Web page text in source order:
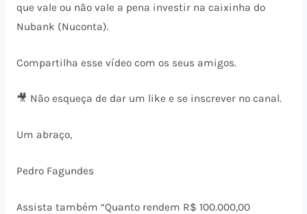
que vale ou não vale a pena investir na caixinha do
Nubank (Nuconta).
Compartilha esse vídeo com os seus amigos.
🎥 Não esqueça de dar um like e se inscrever no canal.
Um abraço,
Pedro Fagundes
Assista também “Quanto rendem R$ 100.000,00